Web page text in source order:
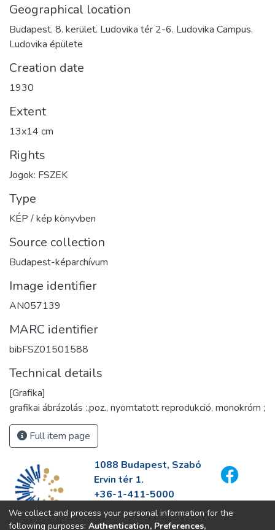
Geographical location
Budapest. 8. kerület. Ludovika tér 2-6. Ludovika Campus.
Ludovika épülete
Creation date
1930
Extent
13x14 cm
Rights
Jogok: FSZEK
Type
KÉP / kép könyvben
Source collection
Budapest-képarchívum
Image identifier
AN057139
MARC identifier
bibFSZ01501588
Technical details
[Grafika]
grafikai ábrázolás :,poz., nyomtatott reprodukció, monokróm ;
Full item page
1088 Budapest, Szabó
Ervin tér 1.
+36-1-411-5000
info@fszek.hu
https://fszek.hu
We collect and process your personal information for the
following purposes: Authentication, Preferences,